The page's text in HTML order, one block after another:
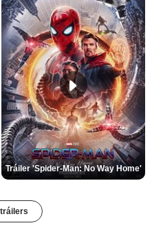
Tráiler 'Spider-Man: No Way Home'